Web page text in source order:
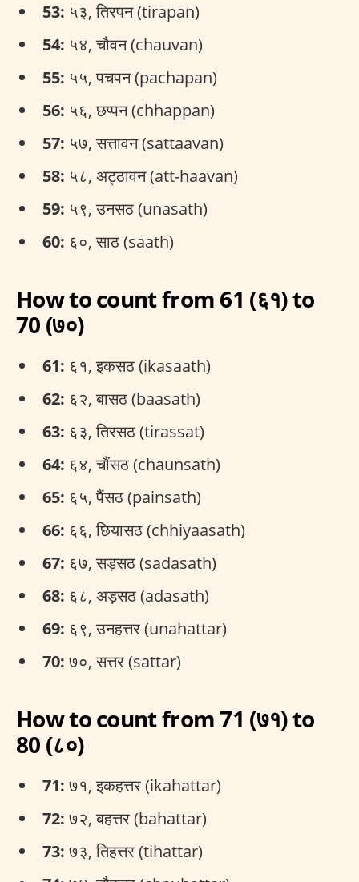
53: ५३, तिरपन (tirapan)
54: ५४, चौवन (chauvan)
55: ५५, पचपन (pachapan)
56: ५६, छप्पन (chhappan)
57: ५७, सत्तावन (sattaavan)
58: ५८, अट्ठावन (att-haavan)
59: ५९, उनसठ (unasath)
60: ६०, साठ (saath)
How to count from 61 (६१) to
70 (७०)
61: ६१, इकसठ (ikasaath)
62: ६२, बासठ (baasath)
63: ६३, तिरसठ (tirassat)
64: ६४, चौंसठ (chaunsath)
65: ६५, पैंसठ (painsath)
66: ६६, छियासठ (chhiyaasath)
67: ६७, सड़सठ (sadasath)
68: ६८, अड़सठ (adasath)
69: ६९, उनहत्तर (unahattar)
70: ७०, सत्तर (sattar)
How to count from 71 (७१) to
80 (८०)
71: ७१, इकहत्तर (ikahattar)
72: ७२, बहत्तर (bahattar)
73: ७३, तिहत्तर (tihattar)